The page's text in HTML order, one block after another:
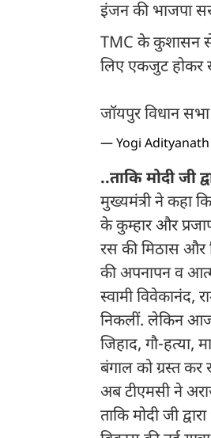
इंजन की भाजपा
TMC के कुशासन से
लिए एकजुट होकर
जॉयपुर विधान
— Yogi
..ताकि मोदी जी
मुख्यमंत्री ने कहा
के कुम्हार और
रस की मिठास और
की अपनापन व
स्वामी विवेकानंद,
निकलीं. लेकिन आज
जिहाद, गौ-हत्या,
बंगाल को ग्रस्त
अब टीएमसी ने
ताकि मोदी जी